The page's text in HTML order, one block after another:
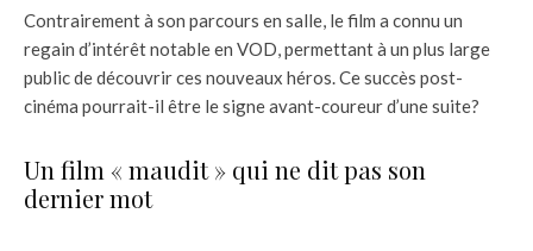
Contrairement à son parcours en salle, le film a connu un
regain d’intérêt notable en VOD, permettant à un plus large
public de découvrir ces nouveaux héros. Ce succès post-
cinéma pourrait-il être le signe avant-coureur d’une suite?
Un film « maudit » qui ne dit pas son
dernier mot